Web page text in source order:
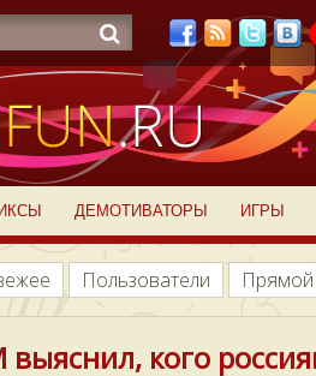
ДЕМОТИВАТОРЫ ИГРЫ
Пользователи
кого